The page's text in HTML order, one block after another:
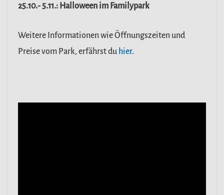
25.10.- 5.11.: Halloween im Familypark
Weitere Informationen wie Öffnungszeiten und
Preise vom Park, erfährst du hier.